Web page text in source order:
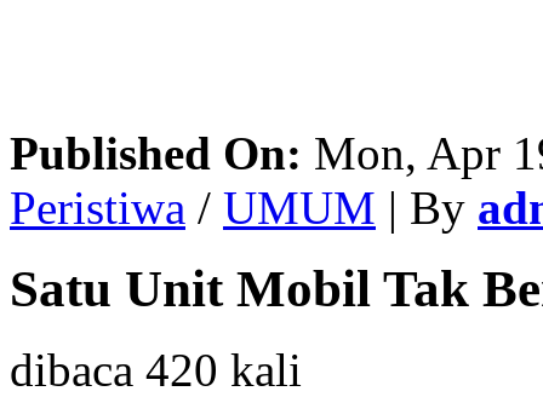
Published On: Mon, Apr
Peristiwa / UMUM | By
Satu Unit Mobil Tak
dibaca 420 kali